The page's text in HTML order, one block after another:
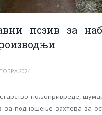
позив за
2024.
пољопривреде,
за подношење захтева за